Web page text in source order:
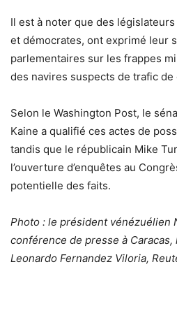
Il est à noter que des
et démocrates, ont exprimé leur
parlementaires sur les frappes
des navires suspects de trafic de
Selon le Washington Post, le
Kaine a qualifié ces actes de
tandis que le républicain Mike
l’ouverture d’enquêtes au
potentielle des faits.
Photo : le président vénézuélien
conférence de presse à
Leonardo Fernandez Viloria,